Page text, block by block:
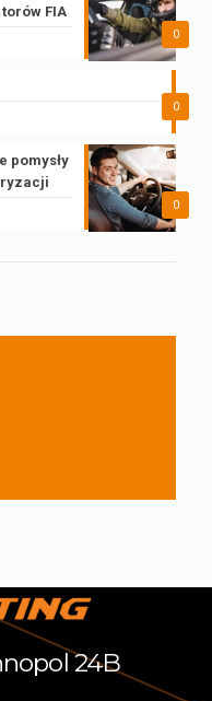
0
FIA
0
0
pomysły
24B